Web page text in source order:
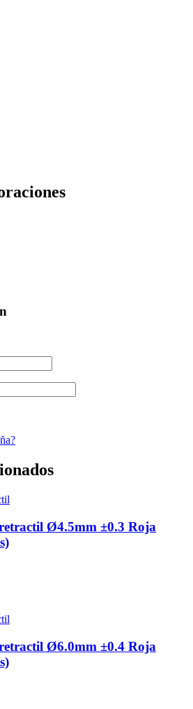
Ø4.5mm ±0.3 Roja
Ø6.0mm ±0.4 Roja